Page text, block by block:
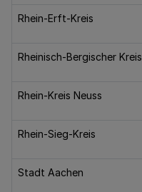
Rhein-Erft-Kreis
Rheinisch-Bergischer Kreis
Rhein-Kreis Neuss
Rhein-Sieg-Kreis
Stadt Aachen